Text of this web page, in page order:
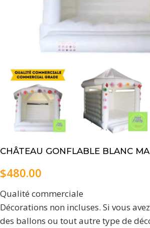
CHÂTEAU GONFLABLE BLANC
$480.00
Qualité commerciale
Décorations non incluses. Si vous
des ballons ou tout autre type de